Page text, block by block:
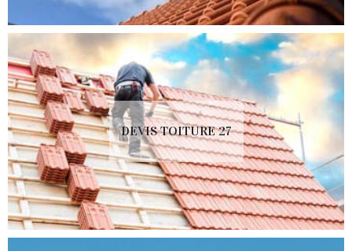
DEVIS TOITURE 27